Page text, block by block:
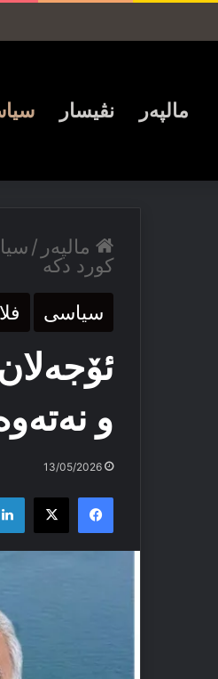
مالپەر نڤیسار
مالپەر /
کورد دکە
سیاسی
و
13/05/2026
X